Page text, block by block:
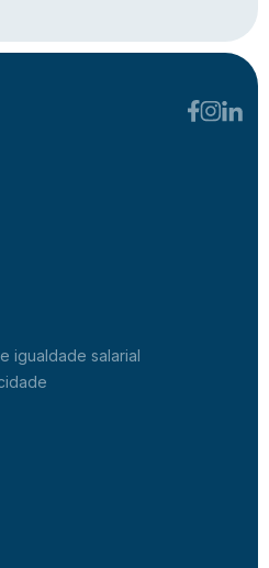
igualdade salarial